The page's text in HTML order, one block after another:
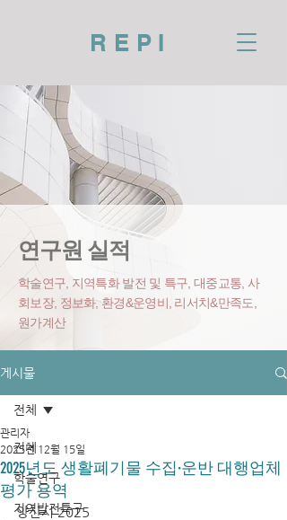
REPI
연구원 실적
학술연구, 지역특화 발전 및 특구, 대중교통, 사
회보장, 정보화, 환경&운영비 , 리서치&만족도,
원가계산
게시물
전체
학술연구
지역발전특구
전체
2025년도 생활폐기물 수집·운반 대행업체
평가 용역
관리자
2025년 12월 15일
양산시 2025